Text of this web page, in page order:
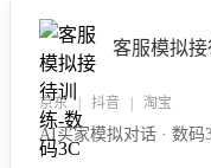
客服模拟
京东 | 抖音 | 淘宝
AI买家模拟对话 · 数码